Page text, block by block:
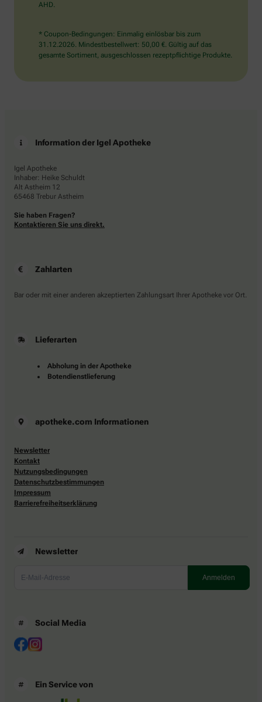
AHD.
* Coupon-Bedingungen: Einmalig einlösbar bis zum
31.12.2026. Mindestbestellwert: 50,00 €. Gültig auf das
gesamte Sortiment, ausgeschlossen rezeptpflichtige Produkte.
Information der Igel Apotheke
Igel Apotheke
Inhaber: Heike Schuldt
Alt Astheim 12
65468 Trebur Astheim
Sie haben Fragen?
Kontaktieren Sie uns direkt.
Zahlarten
Bar oder mit einer anderen akzeptierten Zahlungsart Ihrer Apotheke vor Ort.
Lieferarten
Abholung in der Apotheke
Botendienstlieferung
apotheke.com Informationen
Newsletter
Kontakt
Nutzungsbedingungen
Datenschutzbestimmungen
Impressum
Barrierefreiheitserklärung
Newsletter
Social Media
Ein Service von